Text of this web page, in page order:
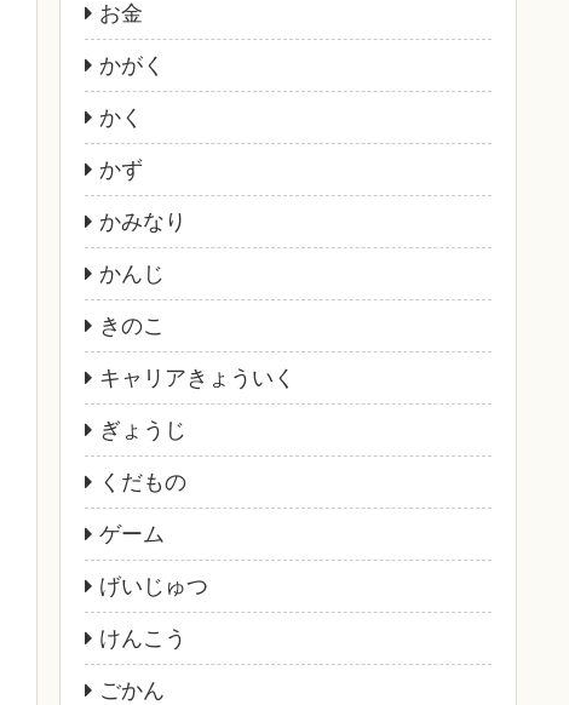
お金
かがく
かく
かず
かみなり
かんじ
きのこ
キャリアきょういく
ぎょうじ
くだもの
ゲーム
げいじゅつ
けんこう
ごかん